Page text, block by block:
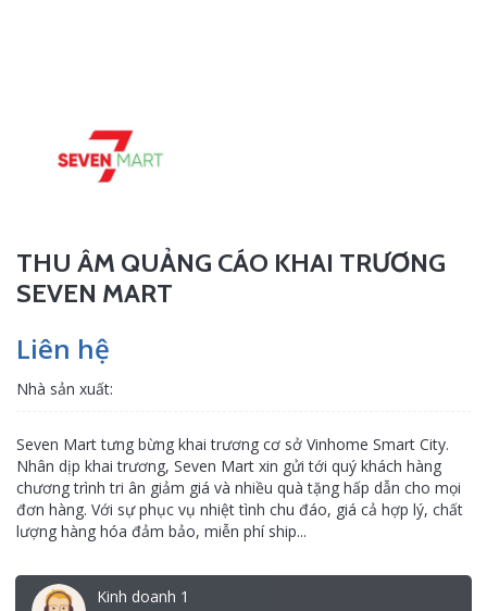
THU ÂM QUẢNG CÁO KHAI TRƯƠNG
SEVEN MART
Liên hệ
Nhà sản xuất:
Seven Mart tưng bừng khai trương cơ sở Vinhome Smart City.
Nhân dịp khai trương, Seven Mart xin gửi tới quý khách hàng
chương trình tri ân giảm giá và nhiều quà tặng hấp dẫn cho mọi
đơn hàng. Với sự phục vụ nhiệt tình chu đáo, giá cả hợp lý, chất
lượng hàng hóa đảm bảo, miễn phí ship...
Kinh doanh 1